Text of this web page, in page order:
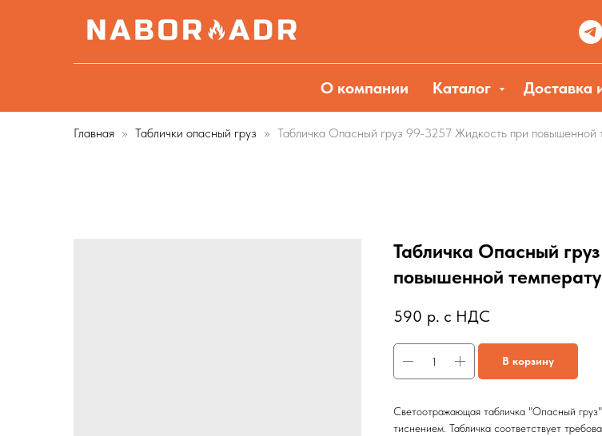
О компании Каталог Доставка
Главная Таблички опасный груз Табличка Опасный груз 99-3257 Жидкость при повышенной
Табличка Опасный
повышенной
590 р. с НДС
В корзину
Светоотражающая табличка "Опасный
тиснением. Табличка соответствует